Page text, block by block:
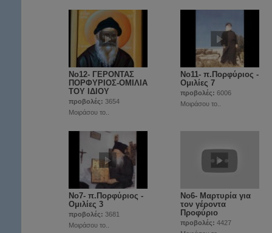
Νο12- ΓΕΡΟΝΤΑΣ
ΠΟΡΦΥΡΙΟΣ-ΟΜΙΛΙΑ
ΤΟΥ ΙΔΙΟΥ
προβολές: 3654
Μοιράσου το..
Νο11- π.Πορφύριος -
Ομιλίες 7
προβολές: 6006
Μοιράσου το..
Νο7- π.Πορφύριος -
Ομιλίες 3
προβολές: 3681
Μοιράσου το..
Νο6- Μαρτυρία για
τον γέροντα
Προφύριο
προβολές: 4427